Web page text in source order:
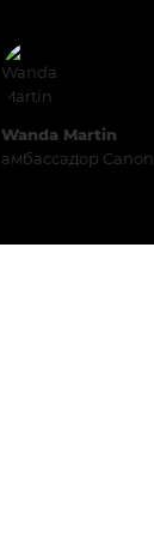
Wanda Martin
амбассадор Canon